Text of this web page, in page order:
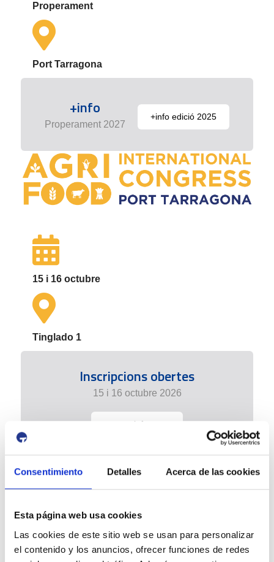
Consentimiento Detalles Acerca de las cookies
Esta página web usa cookies
Las cookies de este sitio web se usan para personalizar
el contenido y los anuncios, ofrecer funciones de redes
Properament
Port Tarragona
+info
Properament 2027
+info edició 2025
15 i 16 octubre
Tinglado 1
Inscripcions obertes
15 i 16 octubre 2026
+ info